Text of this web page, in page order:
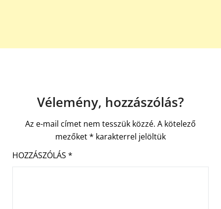
Vélemény, hozzászólás?
Az e-mail címet nem tesszük közzé. A kötelező
mezőket* karakterrel jelöltük
HOZZÁSZÓLÁS *